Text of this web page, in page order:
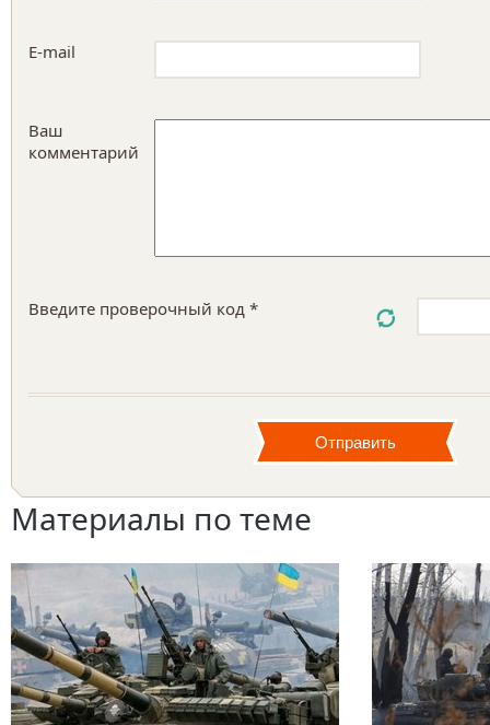
E-mail
Ваш
комментарий
Введите проверочный код *
Материалы по теме